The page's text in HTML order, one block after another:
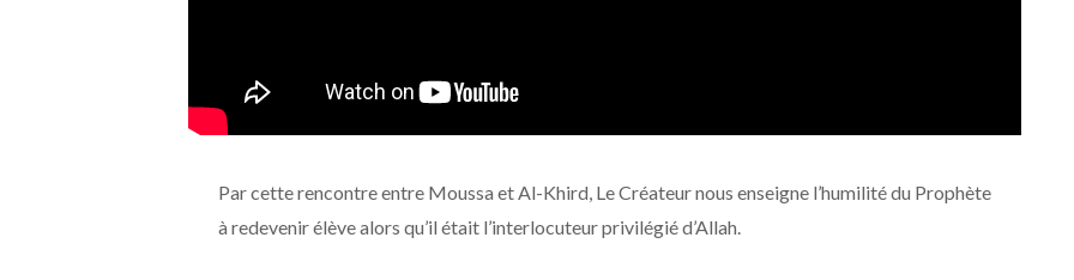
Par cette rencontre entre Moussa et Al-Khird, Le Créateur nous enseigne l’humilité du Prophète
à redevenir élève alors qu’il était l’interlocuteur privilégié d’Allah.